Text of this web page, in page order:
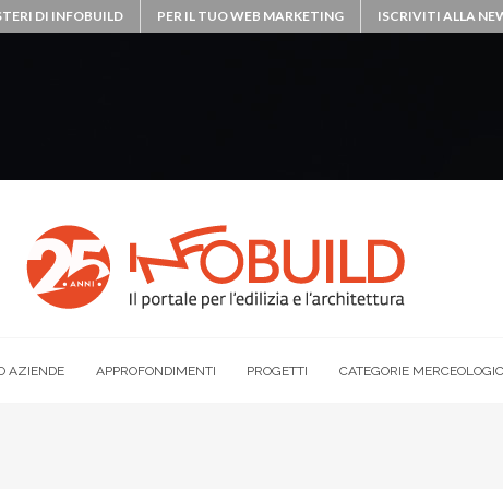
DI INFOBUILD PER IL TUO WEB MARKETING ISCRIVITI ALLA
AZIENDE APPROFONDIMENTI PROGETTI CATEGORIE